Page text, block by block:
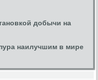
добычи на
наилучшим в мире